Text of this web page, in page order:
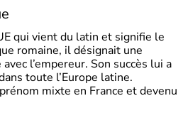
qui vient du latin et signifie le
romaine, il désignait une
l’empereur. Son succès lui a
toute l’Europe latine.
mixte en France et devenu